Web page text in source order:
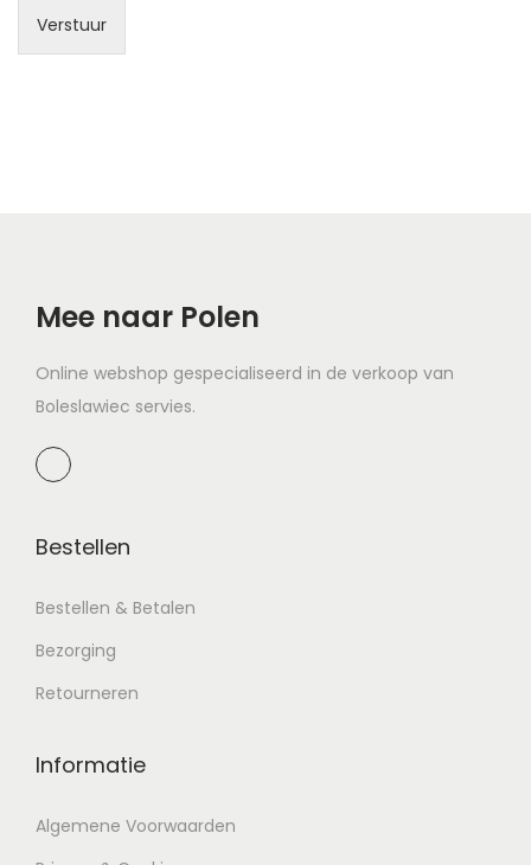
Verstuur
Mee naar Polen
Online webshop gespecialiseerd in de verkoop van
Boleslawiec servies.
Bestellen
Bestellen & Betalen
Bezorging
Retourneren
Informatie
Algemene Voorwaarden